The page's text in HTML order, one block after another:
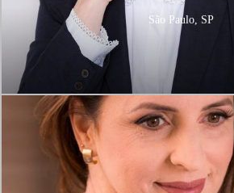
São Paulo, SP